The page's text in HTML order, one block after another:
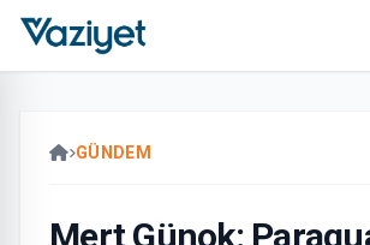
GÜNDEM
Mert Günok: